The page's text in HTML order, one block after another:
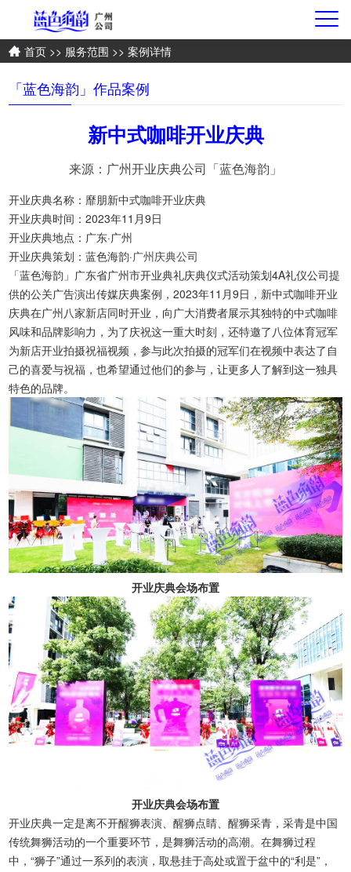
首页 >> 服务范围 >> 案例详情
「蓝色海韵」作品案例
新中式咖啡开业庆典
来源：广州开业庆典公司「蓝色海韵」
开业庆典名称：靡朋新中式咖啡开业庆典
开业庆典时间：2023年11月9日
开业庆典地点：广东·广州
开业庆典策划：蓝色海韵·广州庆典公司
「蓝色海韵」广东省广州市开业典礼庆典仪式活动策划4A礼仪公司提
供的公关广告演出传媒庆典案例，2023年11月9日，新中式咖啡开业
庆典在广州八家新店同时开业，向广大消费者展示其独特的中式咖啡
风味和品牌影响力，为了庆祝这一重大时刻，还特邀了八位体育冠军
为新店开业拍摄祝福视频，参与此次拍摄的冠军们在视频中表达了自
己的喜爱与祝福，也希望通过他们的参与，让更多人了解到这一独具
特色的品牌。
开业庆典会场布置
开业庆典会场布置
开业庆典一定是离不开醒狮表演、醒狮点睛、醒狮采青，采青是中国
传统舞狮活动的一个重要环节，是舞狮活动的高潮。在舞狮过程
中，“狮子”通过一系列的表演，取悬挂于高处或置于盆中的“利是”，